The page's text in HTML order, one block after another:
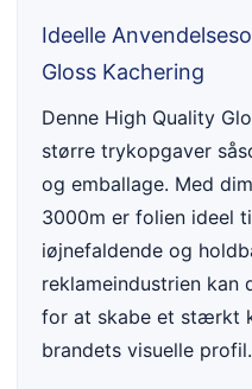
Ideelle
Gloss Kachering
Denne High Quality
større trykopgaver
og emballage. Med
3000m er folien ideel
iøjnefaldende og
reklameindustrien kan
for at skabe et stærkt
brandets visuelle profil.